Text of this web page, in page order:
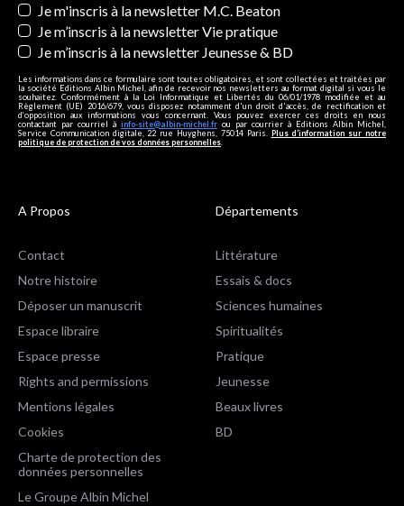
Je m'inscris à la newsletter M.C. Beaton
Je m’inscris à la newsletter Vie pratique
Je m’inscris à la newsletter Jeunesse & BD
Les informations dans ce formulaire sont toutes obligatoires, et sont collectées et traitées par
la société Editions Albin Michel, afin de recevoir nos newsletters au format digital si vous le
souhaitez. Conformément à la Loi Informatique et Libertés du 06/01/1978 modifiée et au
Règlement (UE) 2016/679, vous disposez notamment d'un droit d'accès, de rectification et
d’opposition aux informations vous concernant. Vous pouvez exercer ces droits en nous
contactant par courriel à info-site@albin-michel.fr ou par courrier à Editions Albin Michel,
Service Communication digitale, 22 rue Huyghens, 75014 Paris. Plus d’information sur notre
politique de protection de vos données personnelles
A Propos
Contact
Notre histoire
Déposer un manuscrit
Espace libraire
Espace presse
Rights and permissions
Mentions légales
Cookies
Charte de protection des
données personnelles
Le Groupe Albin Michel
Départements
Littérature
Essais & docs
Sciences humaines
Spiritualités
Pratique
Jeunesse
Beaux livres
BD